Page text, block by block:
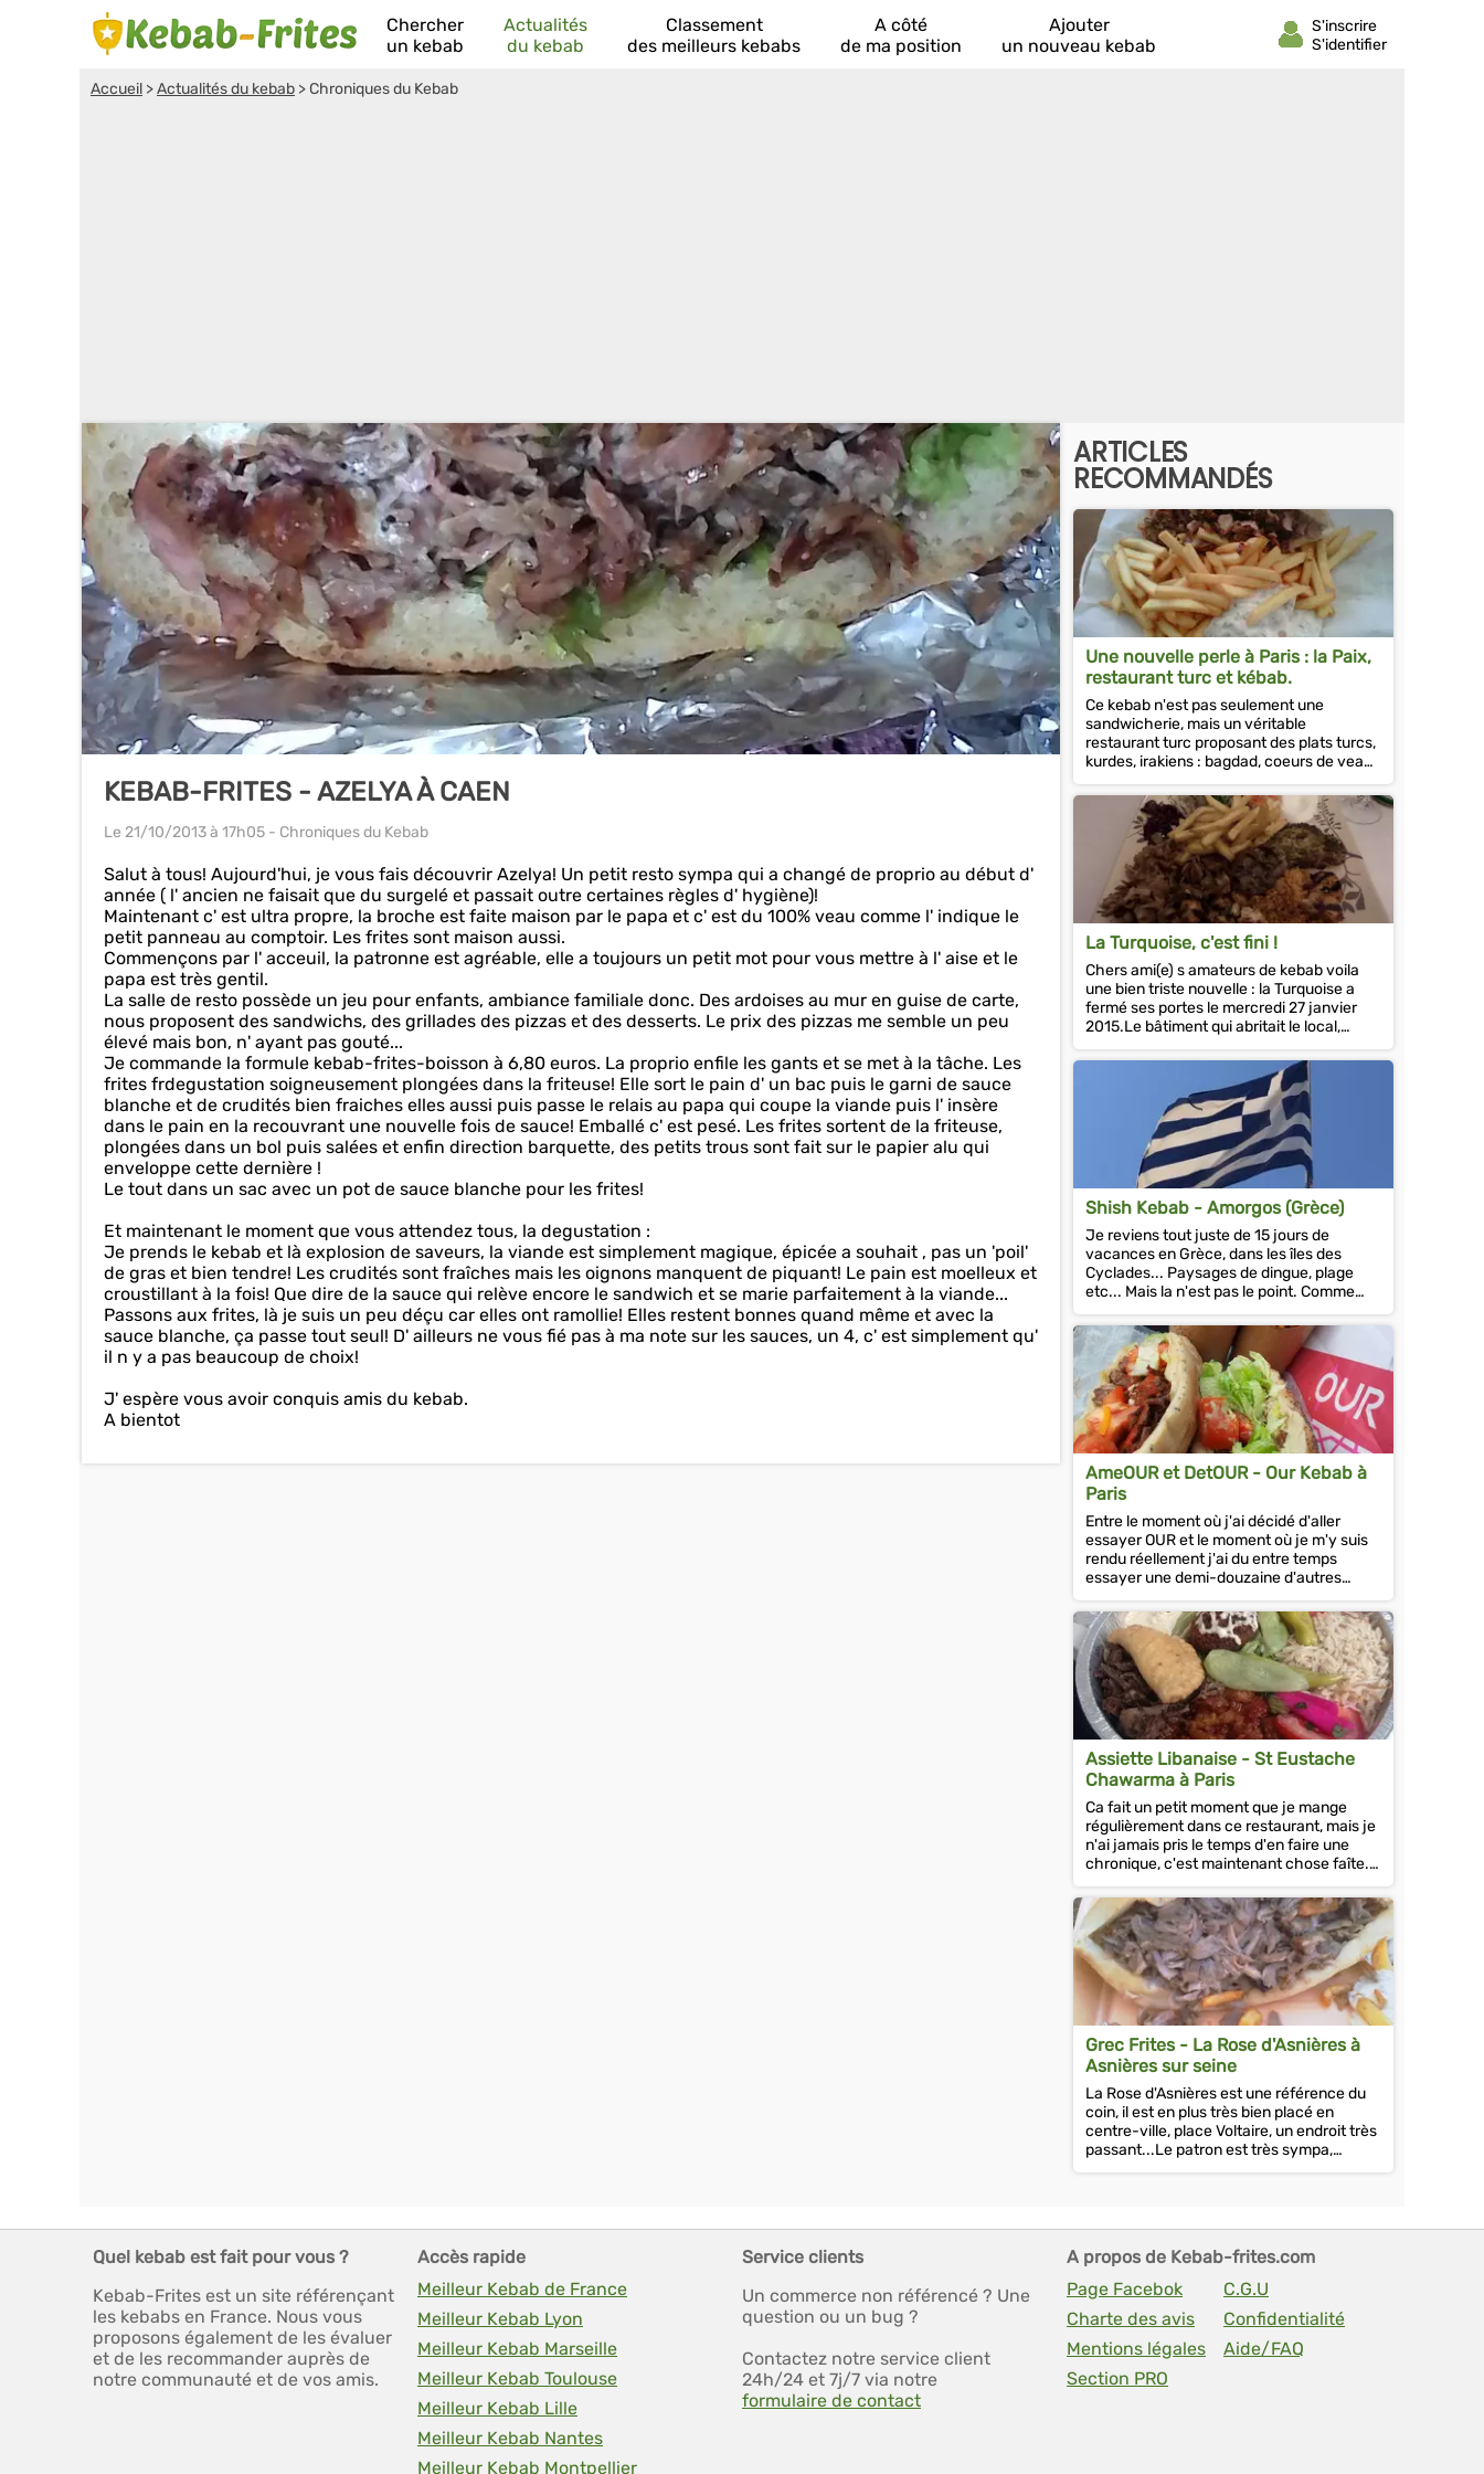
Chercher
un kebab
Actualités
du kebab
Classement
des meilleurs kebabs
A côté
de ma position
Ajouter
un nouveau kebab
Accueil >Actualités du kebab >Chroniques du Kebab
KEBAB-FRITES - AZELYA À CAEN
Le 21/10/2013à 17h05 - Chroniques du Kebab
Salut à tous! Aujourd'hui, je vous fais découvrir Azelya! Un petit resto sympa qui a changé de proprio au début d'
année ( l' ancien ne faisait que du surgelé et passait outre certaines règles d' hygiène)!
Maintenant c' est ultra propre, la broche est faite maison par le papa et c' est du 100% veau comme l' indique le
petit panneau au comptoir. Les frites sont maison aussi.
Commençons par l' acceuil, la patronne est agréable, elle a toujours un petit mot pour vous mettre à l' aise et le
papa est très gentil.
La salle de resto possède un jeu pour enfants, ambiance familiale donc. Des ardoises au mur en guise de carte,
nous proposent des sandwichs, des grillades des pizzas et des desserts. Le prix des pizzas me semble un peu
élevé mais bon, n' ayant pas gouté...
Je commande la formule kebab-frites-boisson à 6,80 euros. La proprio enfile les gants et se met à la tâche. Les
frites frdegustation soigneusement plongées dans la friteuse! Elle sort le pain d' un bac puis le garni de sauce
blanche et de crudités bien fraiches elles aussi puis passe le relais au papa qui coupe la viande puis l' insère
dans le pain en la recouvrant une nouvelle fois de sauce! Emballé c' est pesé. Les frites sortent de la friteuse,
plongées dans un bol puis salées et enfin direction barquette, des petits trous sont fait sur le papier alu qui
enveloppe cette dernière !
Le tout dans un sac avec un pot de sauce blanche pour les frites!
Et maintenant le moment que vous attendez tous, la degustation :
Je prends le kebab et là explosion de saveurs, la viande est simplement magique, épicée a souhait , pas un 'poil'
de gras et bien tendre! Les crudités sont fraîches mais les oignons manquent de piquant! Le pain est moelleux et
croustillant à la fois! Que dire de la sauce qui relève encore le sandwich et se marie parfaitement à la viande...
Passons aux frites, là je suis un peu déçu car elles ont ramollie! Elles restent bonnes quand même et avec la
sauce blanche, ça passe tout seul! D' ailleurs ne vous fié pas à ma note sur les sauces, un 4, c' est simplement qu'
il n y a pas beaucoup de choix!
J' espère vous avoir conquis amis du kebab.
A bientot
ARTICLES
RECOMMANDÉS
Une nouvelle perle à Paris : la Paix,
restaurant turc et kébab.
Ce kebab n'est pas seulement une
sandwicherie, mais un véritable
restaurant turc proposant des plats turcs,
kurdes, irakiens : bagdad, coeurs de veau,
iskander et j'en passe....
La Turquoise, c'est fini !
Chers ami(e) s amateurs de kebab voila
une bien triste nouvelle : la Turquoise a
fermé ses portes le mercredi 27 janvier
2015.Le bâtiment qui abritait le local,
depuis 1997, va...
Shish Kebab - Amorgos (Grèce)
Je reviens tout juste de 15 jours de
vacances en Grèce, dans les îles des
Cyclades... Paysages de dingue, plage
etc... Mais la n'est pas le point. Comme
vous l'imaginez, le...
AmeOUR et DetOUR - Our Kebab à
Paris
Entre le moment où j'ai décidé d'aller
essayer OUR et le moment où je m'y suis
rendu réellement j'ai du entre temps
essayer une demi-douzaine d'autres
kebabs. J'explique cette remise...
Assiette Libanaise - St Eustache
Chawarma à Paris
Ca fait un petit moment que je mange
régulièrement dans ce restaurant, mais je
n'ai jamais pris le temps d'en faire une
chronique, c'est maintenant chose faîte.
Pour la petite histoire, c'est un...
Grec Frites - La Rose d'Asnières à
Asnières sur seine
La Rose d'Asnières est une référence du
coin, il est en plus très bien placé en
centre-ville, place Voltaire, un endroit très
passant...Le patron est très sympa,
convivial et souriant.Dans le...
Quel kebab est fait pour vous ?
Kebab-Frites est un site référençant
les kebabs en France. Nous vous
proposons également de les évaluer
et de les recommander auprès de
notre communauté et de vos amis.
Accès rapide
Meilleur Kebab de France
Meilleur Kebab Lyon
Meilleur Kebab Marseille
Meilleur Kebab Toulouse
Meilleur Kebab Lille
Meilleur Kebab Nantes
Meilleur Kebab Montpellier
Service clients
Un commerce non référencé ? Une
question ou un bug ?
Contactez notre service client
24h/24 et 7j/7 via notre
formulaire de contact
A propos de Kebab-frites.com
Page Facebok
C.G.U
Charte des avis
Confidentialité
Mentions légales
Aide/FAQ
Section PRO